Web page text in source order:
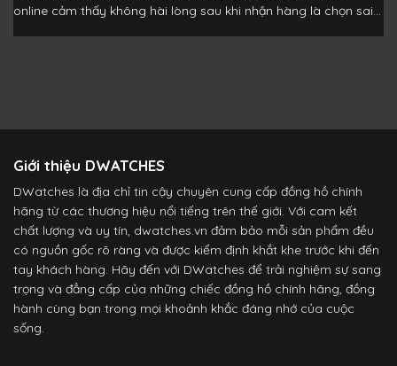
online cảm thấy không hài lòng sau khi nhận hàng là chọn sai...
Giới thiệu DWATCHES
DWatches là địa chỉ tin cậy chuyên cung cấp đồng hồ chính
hãng từ các thương hiệu nổi tiếng trên thế giới. Với cam kết
chất lượng và uy tín, dwatches.vn đảm bảo mỗi sản phẩm đều
có nguồn gốc rõ ràng và được kiểm định khắt khe trước khi đến
tay khách hàng. Hãy đến với DWatches để trải nghiệm sự sang
trọng và đẳng cấp của những chiếc đồng hồ chính hãng, đồng
hành cùng bạn trong mọi khoảnh khắc đáng nhớ của cuộc
sống.